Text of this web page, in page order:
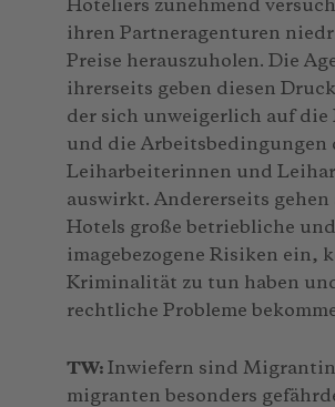
Hoteliers zunehmend
ihren Partneragenturen
Preise herauszuholen. Die
ihrerseits geben diesen
der sich unweigerlich auf die
und die Arbeitsbedingungen
Leiharbeiterinnen und
auswirkt. Andererseits gehen
Hotels große betriebliche und
imagebezogene Risiken ein,
Kriminalität zu tun haben
rechtliche Probleme
TW: Inwiefern sind
migranten besonders